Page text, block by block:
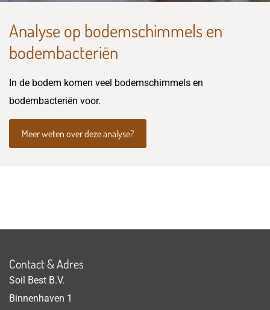
Analyse op bodemschimmels en
bodembacteriën
In de bodem komen veel bodemschimmels en
bodembacteriën voor.
Meer weten over deze analyse?
Contact & Adres
Soil Best B.V.
Binnenhaven 1